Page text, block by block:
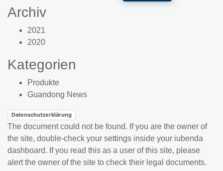
Archiv
2021
2020
Kategorien
Produkte
Guandong News
Datenschutzerklärung
The document could not be found. If you are the owner of
the site, double-check your settings inside your iubenda
dashboard. If you read this as a user of this site, please
alert the owner of the site to check their legal documents.